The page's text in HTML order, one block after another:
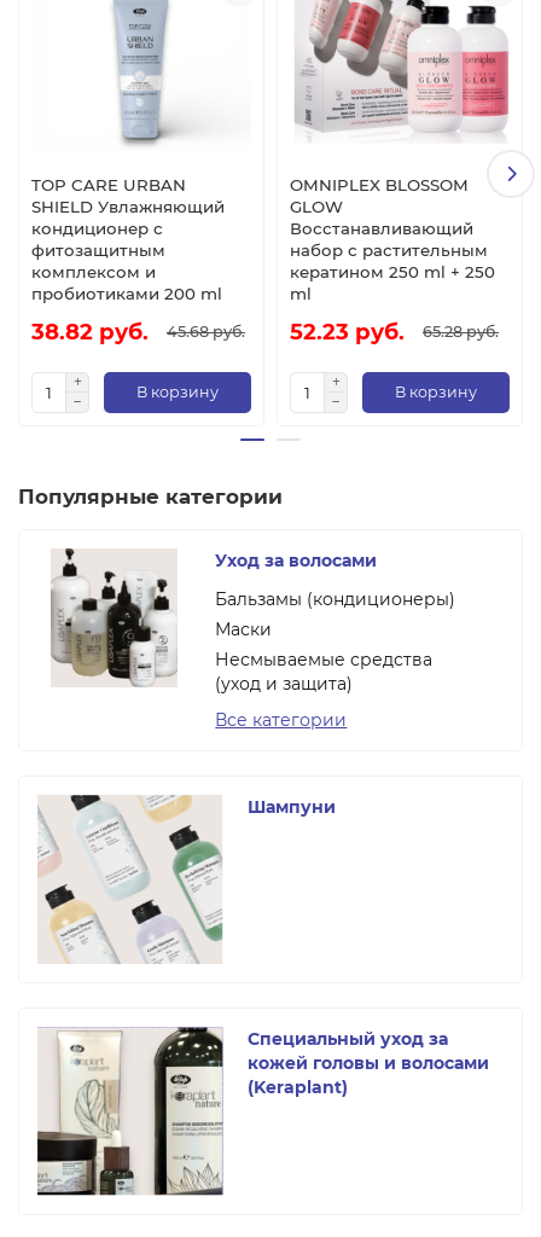
TOP CARE URBAN
SHIELD Увлажняющий
кондиционер с
фитозащитным
комплексом и
пробиотиками 200 ml
38.82 руб. 45.68 руб.
В корзину
OMNIPLEX BLOSSOM
GLOW
Восстанавливающий
набор с растительным
кератином 250 ml + 250
ml
52.23 руб. 65.28 руб.
В корзину
Популярные категории
Уход за волосами
Бальзамы (кондиционеры)
Маски
Несмываемые средства
(уход и защита)
Все категории
Шампуни
Специальный уход за
кожей головы и волосами
(Keraplant)